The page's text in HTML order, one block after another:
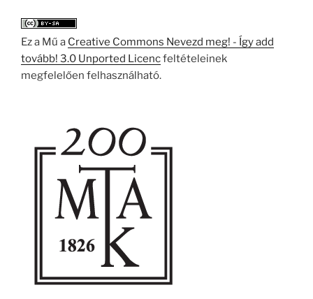
Ez a Mű a Creative Commons Nevezd meg! - Így add
tovább! 3.0 Unported Licencfeltételeinek
megfelelően felhasználható.